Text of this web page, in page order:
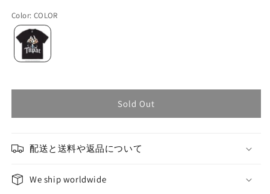
格
Color: COLOR
Sold Out
配送と送料や返品について
We ship worldwide